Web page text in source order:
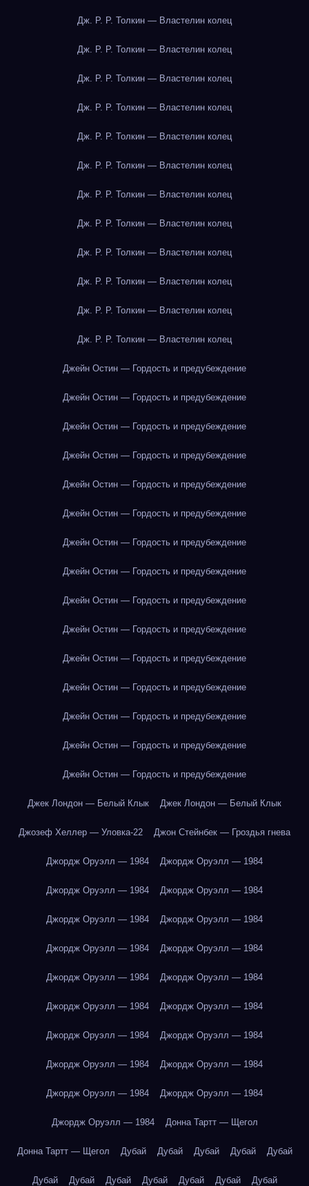
Дж. Р. Р. Толкин — Властелин колец
Дж. Р. Р. Толкин — Властелин колец
Дж. Р. Р. Толкин — Властелин колец
Дж. Р. Р. Толкин — Властелин колец
Дж. Р. Р. Толкин — Властелин колец
Дж. Р. Р. Толкин — Властелин колец
Дж. Р. Р. Толкин — Властелин колец
Дж. Р. Р. Толкин — Властелин колец
Дж. Р. Р. Толкин — Властелин колец
Дж. Р. Р. Толкин — Властелин колец
Дж. Р. Р. Толкин — Властелин колец
Дж. Р. Р. Толкин — Властелин колец
Джейн Остин — Гордость и предубеждение
Джейн Остин — Гордость и предубеждение
Джейн Остин — Гордость и предубеждение
Джейн Остин — Гордость и предубеждение
Джейн Остин — Гордость и предубеждение
Джейн Остин — Гордость и предубеждение
Джейн Остин — Гордость и предубеждение
Джейн Остин — Гордость и предубеждение
Джейн Остин — Гордость и предубеждение
Джейн Остин — Гордость и предубеждение
Джейн Остин — Гордость и предубеждение
Джейн Остин — Гордость и предубеждение
Джейн Остин — Гордость и предубеждение
Джейн Остин — Гордость и предубеждение
Джейн Остин — Гордость и предубеждение
Джек Лондон — Белый Клык Джек Лондон — Белый Клык
Джозеф Хеллер — Уловка-22 Джон Стейнбек — Гроздья гнева
Джордж Оруэлл — 1984 Джордж Оруэлл — 1984
Джордж Оруэлл — 1984 Джордж Оруэлл — 1984
Джордж Оруэлл — 1984 Джордж Оруэлл — 1984
Джордж Оруэлл — 1984 Джордж Оруэлл — 1984
Джордж Оруэлл — 1984 Джордж Оруэлл — 1984
Джордж Оруэлл — 1984 Джордж Оруэлл — 1984
Джордж Оруэлл — 1984 Джордж Оруэлл — 1984
Джордж Оруэлл — 1984 Джордж Оруэлл — 1984
Джордж Оруэлл — 1984 Джордж Оруэлл — 1984
Джордж Оруэлл — 1984 Донна Тартт — Щегол
Донна Тартт — Щегол Дубай Дубай Дубай Дубай Дубай
Дубай Дубай Дубай Дубай Дубай Дубай Дубай